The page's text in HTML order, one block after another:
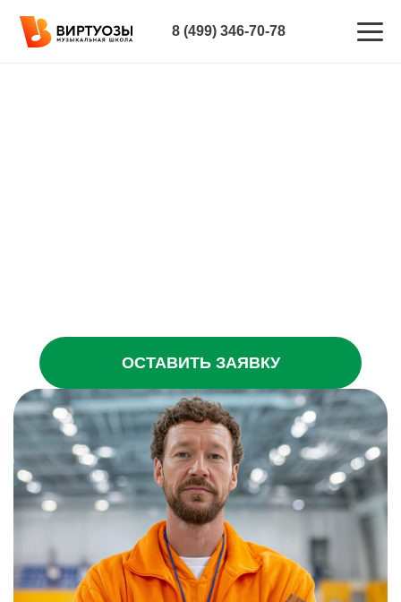
8 (499) 346-70-78
ОСТАВИТЬ ЗАЯВКУ